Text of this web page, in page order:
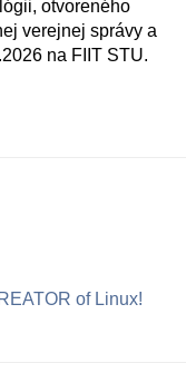
otvoreného
verejnej správy a
na FIIT STU.
of Linux!